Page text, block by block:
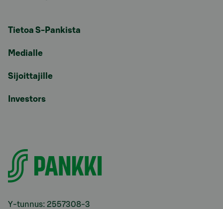
Tietoa S-Pankista
Medialle
Sijoittajille
Investors
Y-tunnus: 2557308-3